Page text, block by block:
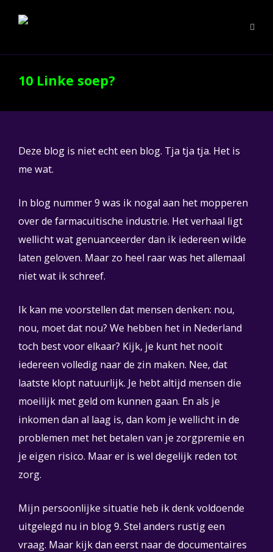
10 Linke soep?
Deze blog is niet echt een blog. Tja tja tja. Het is
me wat.
In blog nummer 9 was ik nogal aan het mopperen
over de farmacuitische industrie. Het verhaal ligt
wellicht wat genuanceerder dan ik iedereen wilde
laten geloven. Maar zo heel raar was het allemaal
niet wat ik schreef.
Ik kan me voorstellen dat mensen denken: nou,
nou, moet dat nou? We hebben het in Nederland
toch best voor elkaar? Kijk, je kunt het nooit
iedereen volledig naar de zin maken. Nee, dat
laatste klopt natuurlijk. Je hebt altijd mensen die
moeilijk met geld om kunnen gaan. En als je
inkomen dan al laag is, dan kom je wellicht in de
problemen met het betalen van je zorgpremie en
je eigen risico. Maar er is wel degelijk reden tot
zorg.
Mijn persoonlijke situatie heb ik denk voldoende
uitgelegd nu in blog 9. Stel anders rustig een
vraag. Maar kijk dan eerst naar de documentaires